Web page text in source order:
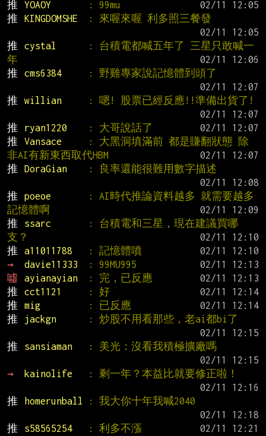
推 YOAOY : 99mu
推
KINGDOMSHE
: 來喔來喔 利多照三餐發
推
cystal
: 台積電都喊五年了 三星只敢喊一
年
推
cms6384
: 野雞專家說記憶體到頭了
推
willian
: 嗯! 股票已經反應!!準備出貨了!
推
ryan1220 : 大哥說話了
推
Vansace
: 大黑洞填滿前 都是賺翻狀態 除
非AI有新東西取代HBM
推
DoraGian
: 良率還能很難用數字描述
推
poeoe
: AI時代推論資料越多 就需要越多
記憶體啊
推
ssarc
: 台積電和三星，現在建議買哪
支？
推
a11011788 : 記憶體噴
→
davie11333 : 99MU995
噓
ayianayian : 完，已反應
推
cct1121 : 好
推
mig : 已反應
推
jackgn
: 炒股不用看那些，老ai都bi了
推
sansiaman
: 美光：沒看我積極擴廠嗎
→
kainolife
: 剩一年？本益比就要修正啦！
推
homerunball
: 我大你十年我喊2040
推
s58565254 : 利多不漲